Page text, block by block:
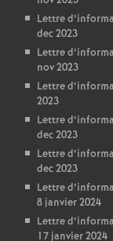
Lettre
dec 2023
Lettre
nov 2023
Lettre
2023
Lettre
dec 2023
Lettre
dec 2023
Lettre
8 janvier 2024
Lettre
17 janvier 2024